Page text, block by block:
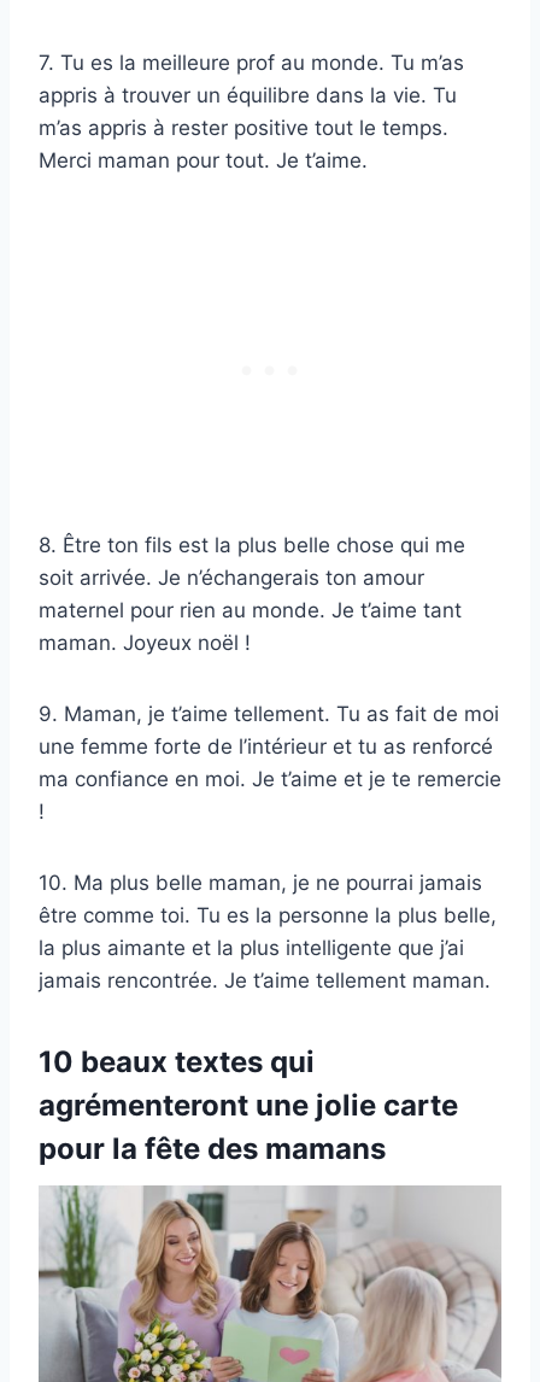
7. Tu es la meilleure prof au monde. Tu m’as
appris à trouver un équilibre dans la vie. Tu
m’as appris à rester positive tout le temps.
Merci maman pour tout. Je t’aime.
8. Être ton fils est la plus belle chose qui me
soit arrivée. Je n’échangerais ton amour
maternel pour rien au monde. Je t’aime tant
maman. Joyeux noël !
9. Maman, je t’aime tellement. Tu as fait de moi
une femme forte de l’intérieur et tu as renforcé
ma confiance en moi. Je t’aime et je te remercie
!
10. Ma plus belle maman, je ne pourrai jamais
être comme toi. Tu es la personne la plus belle,
la plus aimante et la plus intelligente que j’ai
jamais rencontrée. Je t’aime tellement maman.
10 beaux textes qui
agrémenteront une jolie carte
pour la fête des mamans